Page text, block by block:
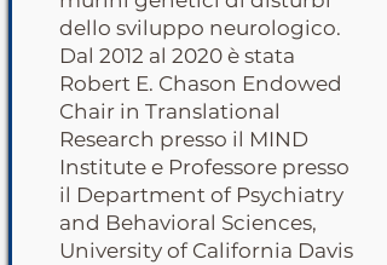
dello sviluppo neurologico.
Dal 2012 al 2020 è stata
Robert E. Chason Endowed
Chair in Translational
Research presso il MIND
Institute e Professore presso
il Department of Psychiatry
and Behavioral Sciences,
University of California Davis